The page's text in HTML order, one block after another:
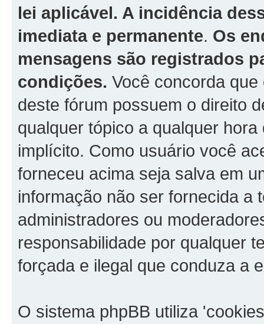
lei aplicável. A incidência
imediata e permanente. Os
mensagens são registrados
condições. Você concorda
deste fórum possuem o direito
qualquer tópico a qualquer
implícito. Como usuário você
forneceu acima seja salva em
informação não ser fornecida a
administradores ou
responsabilidade por qualquer
forçada e ilegal que conduza a
O sistema phpBB utiliza